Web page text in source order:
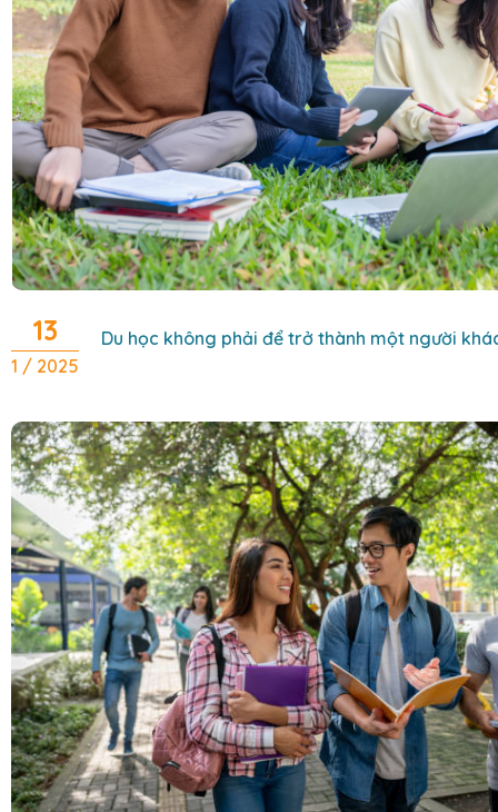
13
1 / 2025
Du học không phải để trở thành một người